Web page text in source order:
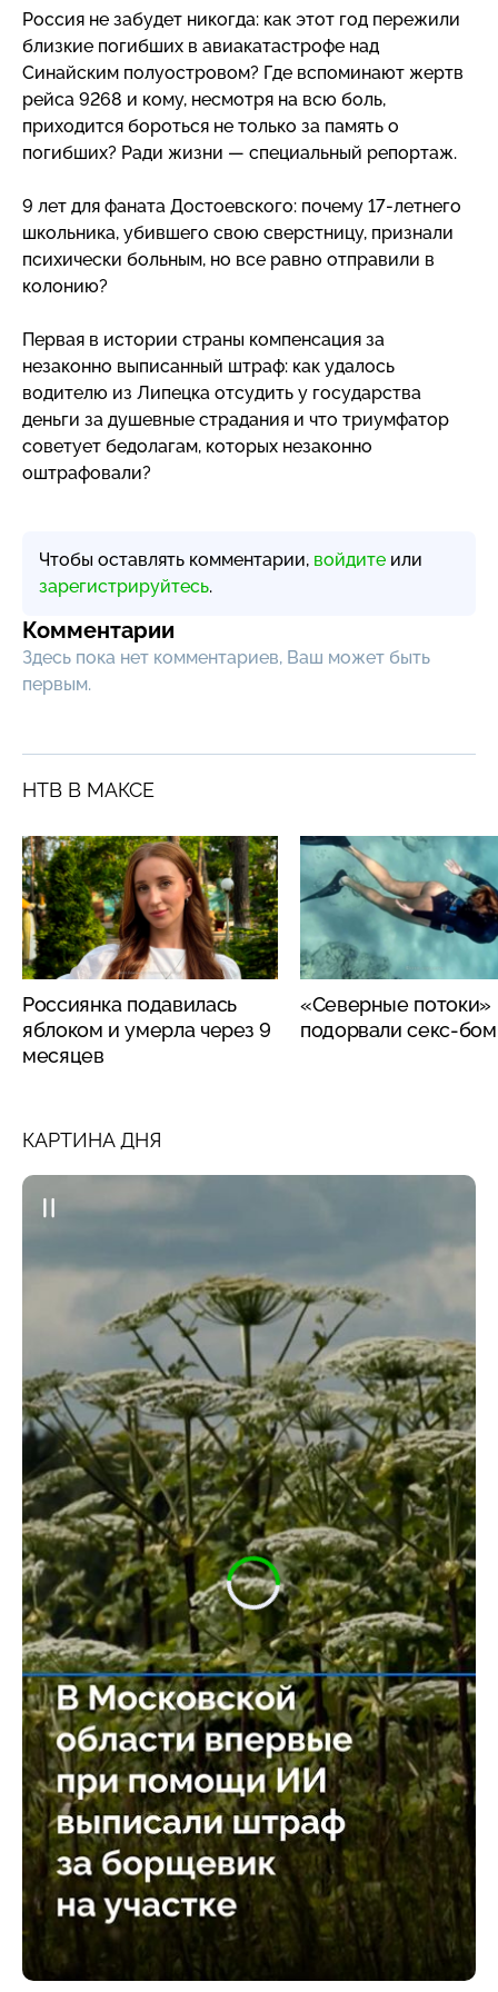
Россия не забудет никогда: как этот год пережили
близкие погибших в авиакатастрофе над
Синайским полуостровом? Где вспоминают жертв
рейса 9268 и кому, несмотря на всю боль,
приходится бороться не только за память о
погибших? Ради жизни — специальный репортаж.
9 лет для фаната Достоевского: почему 17-летнего
школьника, убившего свою сверстницу, признали
психически больным, но все равно отправили в
колонию?
Первая в истории страны компенсация за
незаконно выписанный штраф: как удалось
водителю из Липецка отсудить у государства
деньги за душевные страдания и что триумфатор
советует бедолагам, которых незаконно
оштрафовали?
Чтобы оставлять комментарии, войдите или
зарегистрируйтесь.
Комментарии
Здесь пока нет комментариев, Ваш может быть
первым.
НТВ В МАКСЕ
Россиянка подавилась
яблоком и умерла через 9
месяцев
«Северные потоки»
подорвали секс-
КАРТИНА ДНЯ